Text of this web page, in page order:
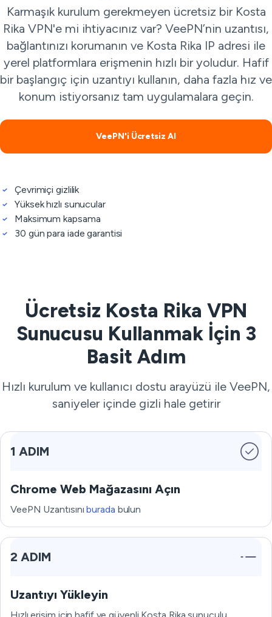
Karmaşık kurulum gerekmeyen ücretsiz bir Kosta
Rika VPN'e mi ihtiyacınız var? VeePN’nin uzantısı,
bağlantınızı korumanın ve Kosta Rika IP adresi ile
yerel platformlara erişmenin hızlı bir yoludur. Hafif
bir başlangıç için uzantıyı kullanın, daha fazla hız ve
konum istiyorsanız tam uygulamalara geçin.
VeePN'i Ücretsiz Al
Çevrimiçi gizlilik
Yüksek hızlı sunucular
Maksimum kapsama
30 gün para iade garantisi
Ücretsiz Kosta Rika VPN
Sunucusu Kullanmak İçin 3
Basit Adım
Hızlı kurulum ve kullanıcı dostu arayüzü ile VeePN,
saniyeler içinde gizli hale getirir
1 ADIM
Chrome Web Mağazasını Açın
VeePN Uzantısınıburada bulun
2 ADIM
Uzantıyı Yükleyin